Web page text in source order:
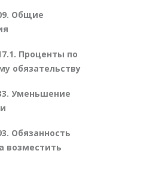
Общие
Проценты по
обязательству
Уменьшение
Обязанность
возместить